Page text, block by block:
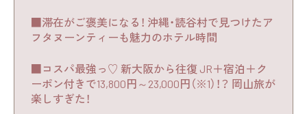
■滞在がご褒美になる！ 沖縄・読谷村で見つけたア
フタヌーンティーも魅力のホテル時間
■コスパ最強っ♡ 新大阪から往復 JR＋宿泊＋ク
ーポン付きで13,800円～23,000円（※1）！？ 岡山旅が
楽しすぎた！